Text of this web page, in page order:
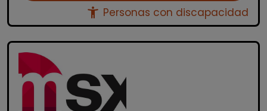
accessibility_new Personas con discapacidad